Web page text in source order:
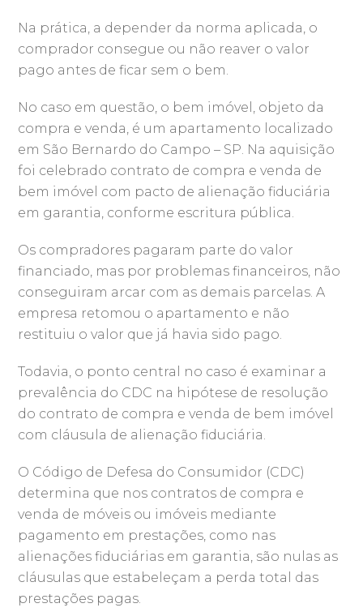
Na prática, a depender da norma aplicada, o
comprador consegue ou não reaver o valor
pago antes de ficar sem o bem.
No caso em questão, o bem imóvel, objeto da
compra e venda, é um apartamento localizado
em São Bernardo do Campo – SP. Na aquisição
foi celebrado contrato de compra e venda de
bem imóvel com pacto de alienação fiduciária
em garantia, conforme escritura pública.
Os compradores pagaram parte do valor
financiado, mas por problemas financeiros, não
conseguiram arcar com as demais parcelas. A
empresa retomou o apartamento e não
restituiu o valor que já havia sido pago.
Todavia, o ponto central no caso é examinar a
prevalência do CDC na hipótese de resolução
do contrato de compra e venda de bem imóvel
com cláusula de alienação fiduciária.
O Código de Defesa do Consumidor (CDC)
determina que nos contratos de compra e
venda de móveis ou imóveis mediante
pagamento em prestações, como nas
alienações fiduciárias em garantia, são nulas as
cláusulas que estabeleçam a perda total das
prestações pagas.